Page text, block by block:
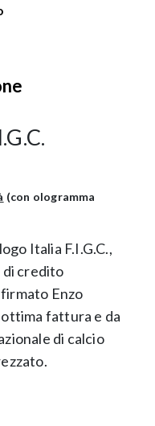
(con ologramma
Italia F.I.G.C.,
credito
Enzo
ottima fattura e da
di calcio